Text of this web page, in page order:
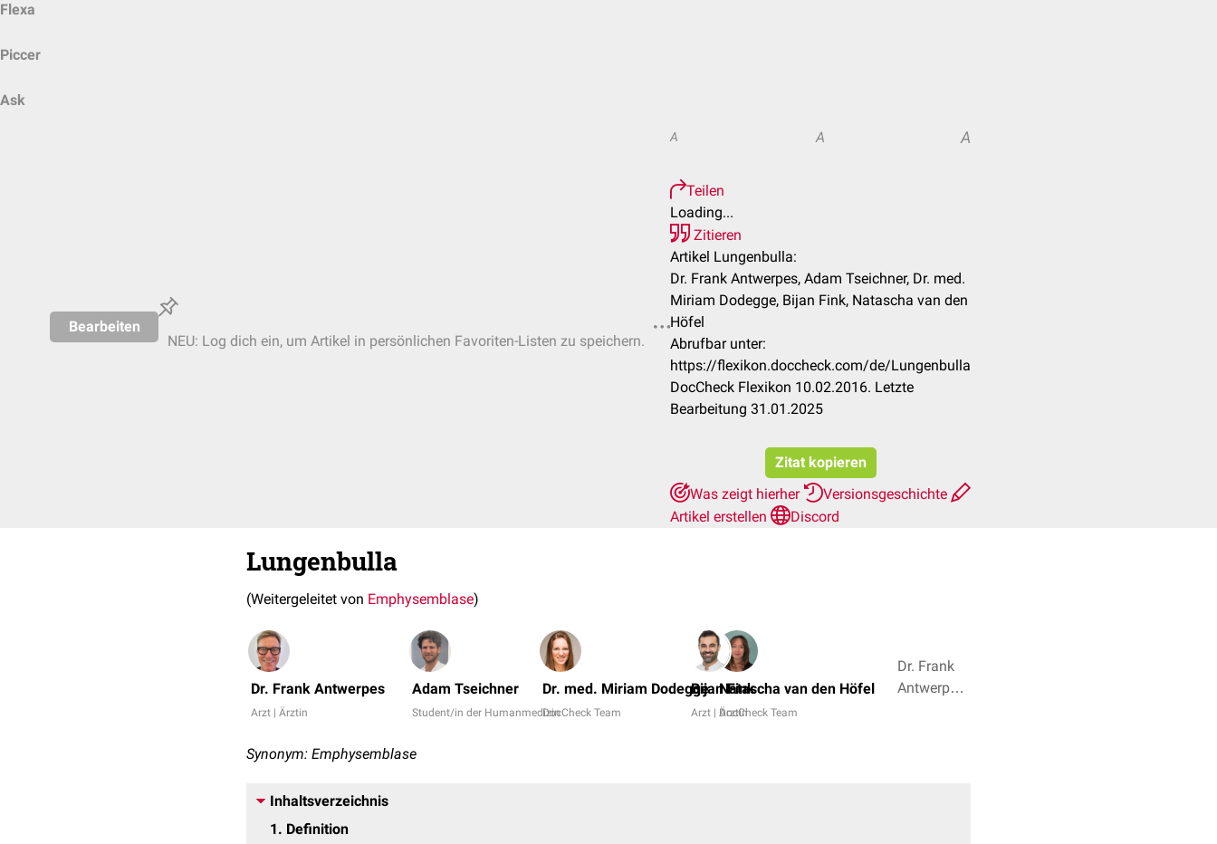
Flexa
Piccer
Ask
Bearbeiten
NEU: Log dich ein, um Artikel in persönlichen Favoriten-Listen zu speichern.
A A A
Teilen
Loading...
Zitieren
Artikel Lungenbulla:
Dr. Frank Antwerpes, Adam Tseichner, Dr. med.
Miriam Dodegge, Bijan Fink, Natascha van den
Höfel
Abrufbar unter:
https://flexikon.doccheck.com/de/Lungenbulla
DocCheck Flexikon 10.02.2016. Letzte
Bearbeitung 31.01.2025
Zitat kopieren
Was zeigt hierher
Versionsgeschichte
Artikel erstellen
Discord
Lungenbulla
(Weitergeleitet von Emphysemblase)
Dr. Frank Antwerpes
Arzt | Ärztin
Adam Tseichner
Student/in der Humanmedizin
Dr. med. Miriam Dodegge
DocCheck Team
Bijan Fink
Arzt | Ärztin
Natascha van den Höfel
DocCheck Team
Dr. Frank
Antwerpes,
Synonym: Emphysemblase
Inhaltsverzeichnis
1
Definition